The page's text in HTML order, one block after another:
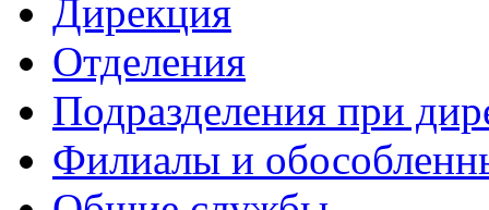
Дирекция
Отделения
Подразделения при
Филиалы и